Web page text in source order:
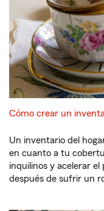
Cómo crear un
Un inventario del
en cuanto a tu
inquilinos y acelerar el
después de sufrir un